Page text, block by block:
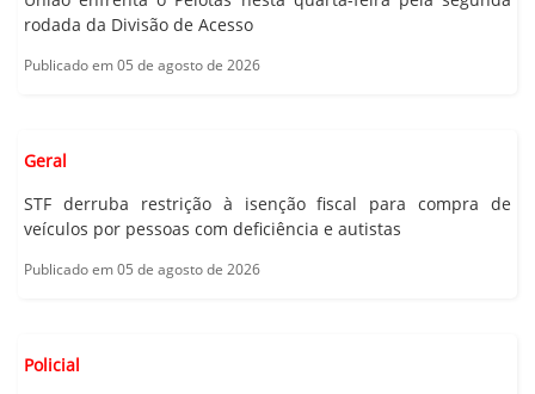
rodada da Divisão de Acesso
Publicado em 05 de agosto de 2026
Geral
STF derruba restrição à isenção fiscal para compra de
veículos por pessoas com deficiência e autistas
Publicado em 05 de agosto de 2026
Policial